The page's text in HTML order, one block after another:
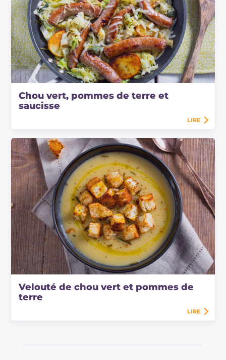
Chou vert, pommes de terre et
saucisse
LIRE
Velouté de chou vert et pommes de
terre
LIRE